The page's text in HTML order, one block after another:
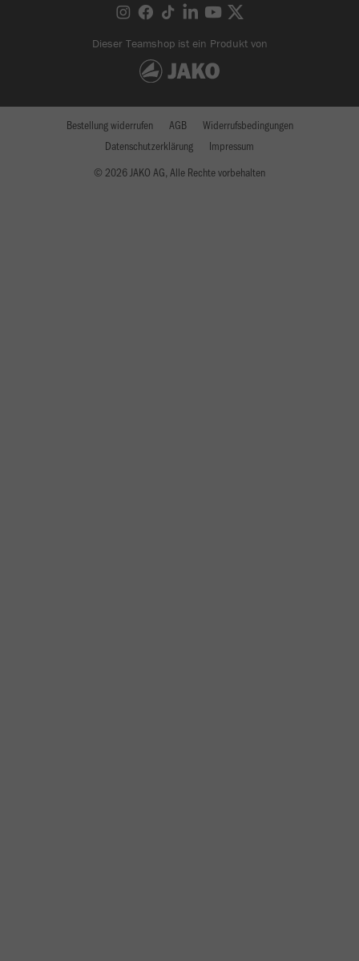
Dieser Teamshop ist ein Produkt von
© 2026 JAKO AG, Alle Rechte vorbehalten
Bestellung widerrufen AGB
Widerrufsbedingungen
Datenschutzerklärung
Impressum